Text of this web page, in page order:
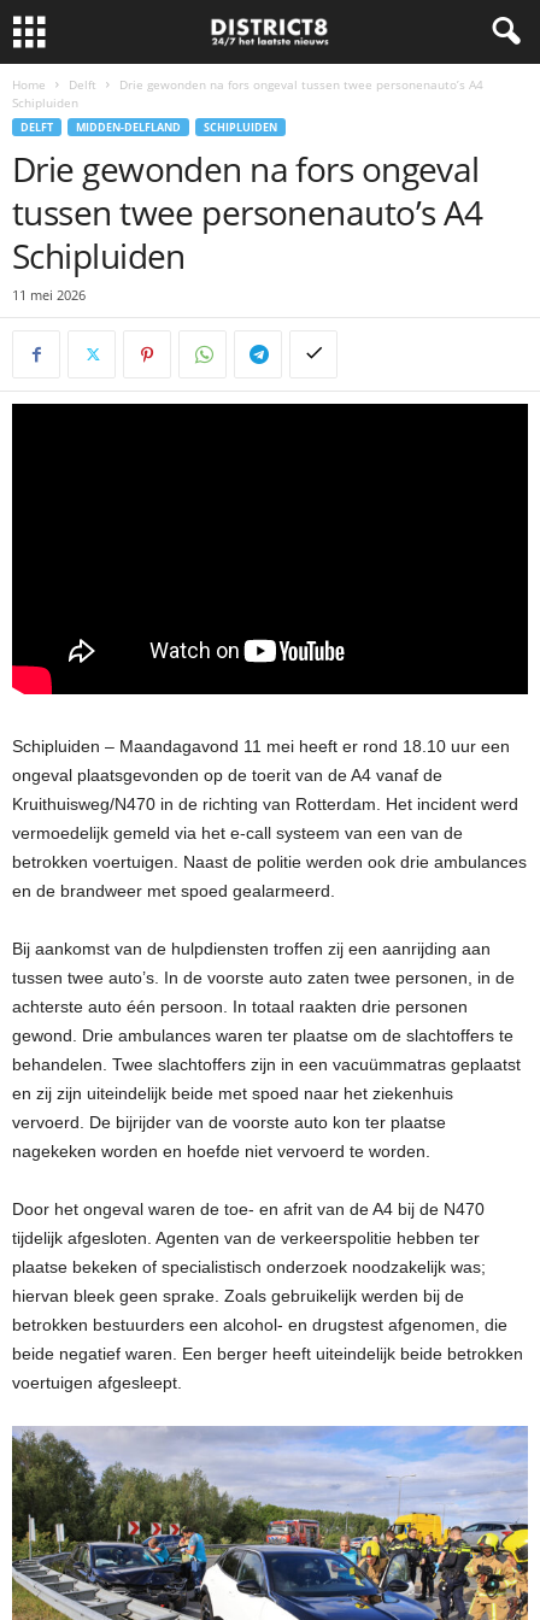
Home Delft
Drie gewonden na fors ongeval tussen twee personenauto’s A4
Schipluiden
DELFT MIDDEN-DELFLAND SCHIPLUIDEN
Drie gewonden na fors ongeval
tussen twee personenauto’s A4
Schipluiden
11 mei 2026
Schipluiden – Maandagavond 11 mei heeft er rond 18.10 uur een
ongeval plaatsgevonden op de toerit van de A4 vanaf de
Kruithuisweg/N470 in de richting van Rotterdam. Het incident werd
vermoedelijk gemeld via het e-call systeem van een van de
betrokken voertuigen. Naast de politie werden ook drie ambulances
en de brandweer met spoed gealarmeerd.
Bij aankomst van de hulpdiensten troffen zij een aanrijding aan
tussen twee auto’s. In de voorste auto zaten twee personen, in de
achterste auto één persoon. In totaal raakten drie personen
gewond. Drie ambulances waren ter plaatse om de slachtoffers te
behandelen. Twee slachtoffers zijn in een vacuümmatras geplaatst
en zij zijn uiteindelijk beide met spoed naar het ziekenhuis
vervoerd. De bijrijder van de voorste auto kon ter plaatse
nagekeken worden en hoefde niet vervoerd te worden.
Door het ongeval waren de toe- en afrit van de A4 bij de N470
tijdelijk afgesloten. Agenten van de verkeerspolitie hebben ter
plaatse bekeken of specialistisch onderzoek noodzakelijk was;
hiervan bleek geen sprake. Zoals gebruikelijk werden bij de
betrokken bestuurders een alcohol- en drugstest afgenomen, die
beide negatief waren. Een berger heeft uiteindelijk beide betrokken
voertuigen afgesleept.